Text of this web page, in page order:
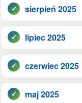
sierpień 2025
lipiec 2025
czerwiec 2025
maj 2025